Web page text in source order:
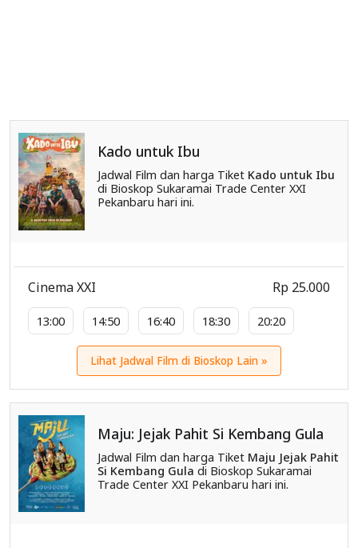
Kado untuk Ibu
Jadwal Film dan harga Tiket Kado untuk Ibu
di Bioskop Sukaramai Trade Center XXI
Pekanbaru hari ini.
Cinema XXI
13:00 14:50 16:40 18:30 20:20
Rp 25.000
Lihat Jadwal Film di Bioskop Lain »
Maju: Jejak Pahit Si Kembang Gula
Jadwal Film dan harga Tiket Maju Jejak Pahit
Si Kembang Gula di Bioskop Sukaramai
Trade Center XXI Pekanbaru hari ini.